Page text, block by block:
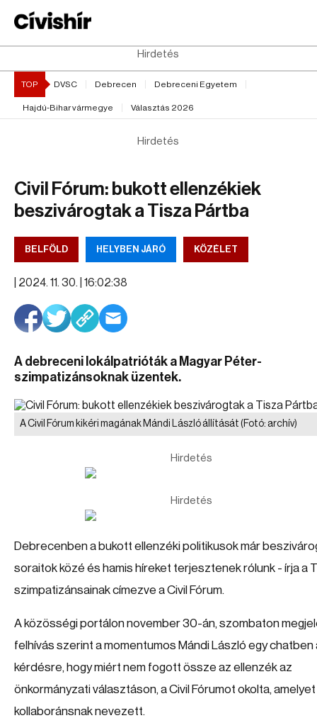
Hirdetés
TOP DVSC Debrecen Debreceni Egyetem
Hajdú-Bihar vármegye Választás 2026
Hirdetés
Civil Fórum: bukott ellenzékiek
beszivárogtak a Tisza Pártba
BELFÖLD HELYBEN JÁRÓ KÖZÉLET
2024. 11. 30. | 16:02:38
A debreceni lokálpatrióták a Magyar Péter-
szimpatizánsoknak üzentek.
A Civil Fórum kikéri magának Mándi László állítását (Fotó: archív)
Hirdetés
Hirdetés
Debrecenben a bukott ellenzéki politikusok már
soraitok közé és hamis híreket terjesztenek rólunk - írja a
szimpatizánsainak címezve a Civil Fórum.
A közösségi portálon november 30-án, szombaton
felhívás szerint a momentumos Mándi László egy chatben
kérdésre, hogy miért nem fogott össze az ellenzék az
önkormányzati választáson, a Civil Fórumot okolta,
kollaboránsnak nevezett.